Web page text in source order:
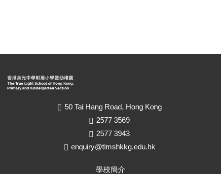
50 Tai Hang Road, Hong Kong
2577 3569
2577 3943
enquiry@tlmshkkg.edu.hk
學校簡介